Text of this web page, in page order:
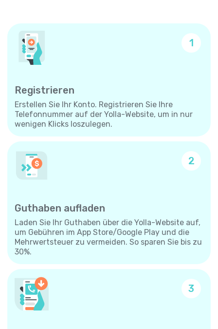
1
Registrieren
Erstellen Sie Ihr Konto. Registrieren Sie Ihre
Telefonnummer auf der Yolla-Website, um in nur
wenigen Klicks loszulegen.
2
Guthaben aufladen
Laden Sie Ihr Guthaben über die Yolla-Website auf,
um Gebühren im App Store/Google Play und die
Mehrwertsteuer zu vermeiden. So sparen Sie bis zu
30%.
3